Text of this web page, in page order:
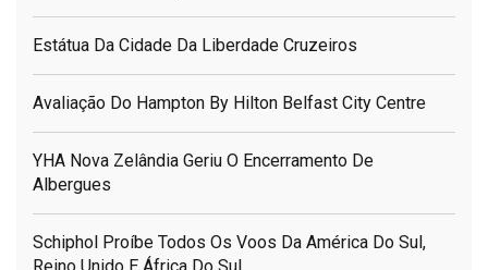
Estátua Da Cidade Da Liberdade Cruzeiros
Avaliação Do Hampton By Hilton Belfast City Centre
YHA Nova Zelândia Geriu O Encerramento De
Albergues
Schiphol Proíbe Todos Os Voos Da América Do Sul,